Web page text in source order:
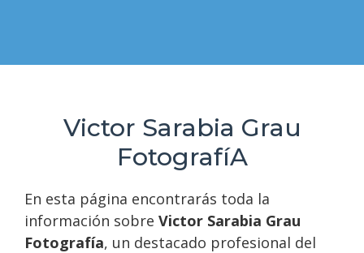
Victor Sarabia Grau
FotografíA
En esta página encontrarás toda la
información sobre Victor Sarabia Grau
Fotografía, un destacado profesional del